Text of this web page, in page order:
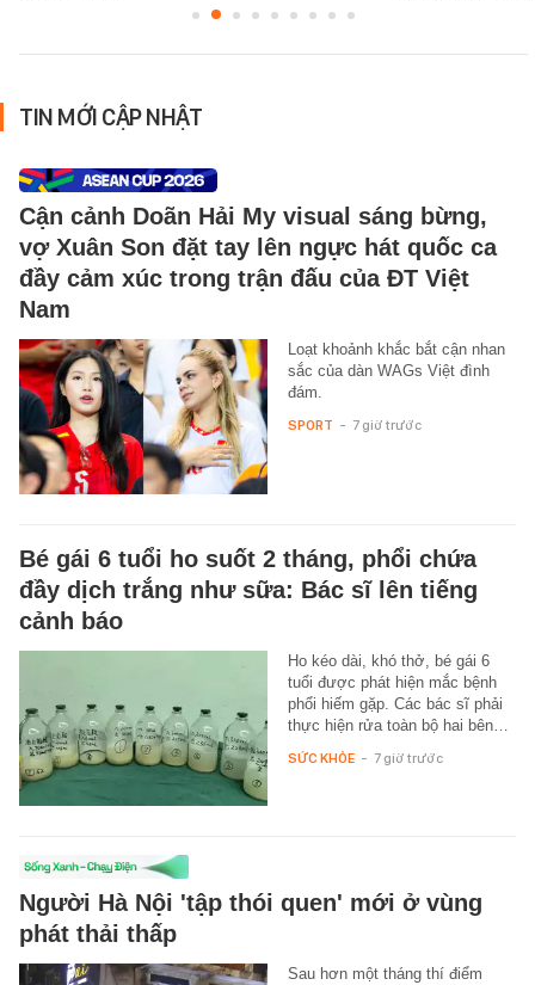
TIN MỚI CẬP NHẬT
Cận cảnh Doãn Hải My visual sáng bừng,
vợ Xuân Son đặt tay lên ngực hát quốc ca
đầy cảm xúc trong trận đấu của ĐT Việt
Nam
Loạt khoảnh khắc bắt cận nhan
sắc của dàn WAGs Việt đình
đám.
SPORT - 7 giờ trước
Bé gái 6 tuổi ho suốt 2 tháng, phổi chứa
đầy dịch trắng như sữa: Bác sĩ lên tiếng
cảnh báo
Ho kéo dài, khó thở, bé gái 6
tuổi được phát hiện mắc bệnh
phổi hiếm gặp. Các bác sĩ phải
thực hiện rửa toàn bộ hai bên…
SỨC KHỎE - 7 giờ trước
Người Hà Nội 'tập thói quen' mới ở vùng
phát thải thấp
Sau hơn một tháng thí điểm